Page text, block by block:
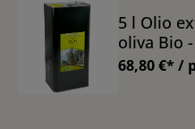
5 l Olio
oliva Bio
68,80 €* /